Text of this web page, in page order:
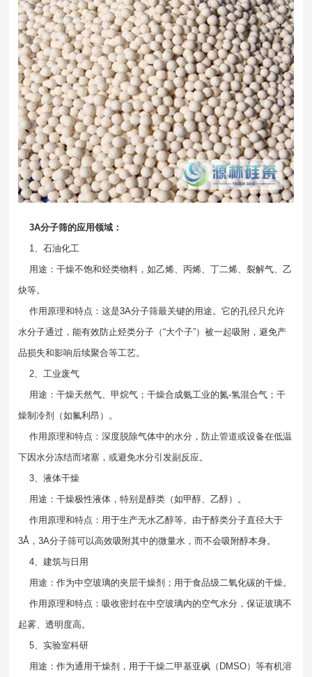
3A分子筛的应用领域：
1、石油化工
用途：干燥不饱和烃类物料，如乙烯、丙烯、丁二烯、裂解气、乙
炔等。
作用原理和特点：这是3A分子筛最关键的用途。它的孔径只允许
水分子通过，能有效防止烃类分子（“大个子”）被一起吸附，避免产
品损失和影响后续聚合等工艺。
2、工业废气
用途：干燥天然气、甲烷气；干燥合成氨工业的氮-氢混合气；干
燥制冷剂（如氟利昂）。
作用原理和特点：深度脱除气体中的水分，防止管道或设备在低温
下因水分冻结而堵塞，或避免水分引发副反应。
3、液体干燥
用途：干燥极性液体，特别是醇类（如甲醇、乙醇）。
作用原理和特点：用于生产无水乙醇等。由于醇类分子直径大于
3Å，3A分子筛可以高效吸附其中的微量水，而不会吸附醇本身。
4、建筑与日用
用途：作为中空玻璃的夹层干燥剂；用于食品级二氧化碳的干燥。
作用原理和特点：吸收密封在中空玻璃内的空气水分，保证玻璃不
起雾、透明度高。
5、实验室科研
用途：作为通用干燥剂，用于干燥二甲基亚砜（ DMSO）等有机溶